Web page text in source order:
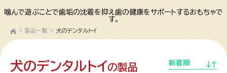
噛んで遊ぶことで歯垢の沈着を抑え歯の健康をサポートするおもちゃで
す。
> 製品一覧 > 犬のデンタルトイ
犬のデンタルトイの製品 新着順